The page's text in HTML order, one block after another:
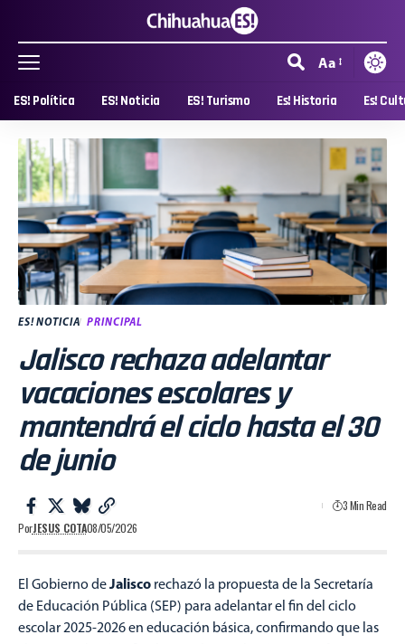
Aa
ES! Política ES! Noticia ES! Turismo Es! Historia Es!
ES! NOTICIA PRINCIPAL
Jalisco rechaza adelantar
vacaciones escolares y
mantendrá el ciclo hasta el 30
de junio
PorJESUS COTA08/05/2026
3 Min Read
El Gobierno deJalisco rechazó la propuesta de la Secretaría
de Educación Pública (SEP) para adelantar el fin del ciclo
escolar 2025-2026 en educación básica, confirmando que las